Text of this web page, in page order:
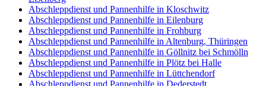
Abschleppdienst und Pannenhilfe in Kloschwitz
Abschleppdienst und Pannenhilfe in Eilenburg
Abschleppdienst und Pannenhilfe in Frohburg
Abschleppdienst und Pannenhilfe in Altenburg, Thüringen
Abschleppdienst und Pannenhilfe in Göllnitz bei Schmölln
Abschleppdienst und Pannenhilfe in Plötz bei Halle
Abschleppdienst und Pannenhilfe in Lüttchendorf
Abschleppdienst und Pannenhilfe in Dederstedt